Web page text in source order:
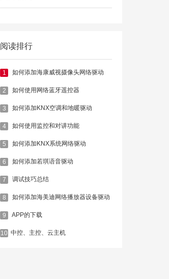
阅读排行
1 如何添加海康威视摄像头网络驱动
2 如何使用网络蓝牙遥控器
3 如何添加KNX空调和地暖驱动
4 如何使用监控和对讲功能
5 如何添加KNX系统网络驱动
6 如何添加若琪语音驱动
7 调试技巧总结
8 如何添加海美迪网络播放器设备驱动
9 APP的下载
10 ​中控、主控、云主机